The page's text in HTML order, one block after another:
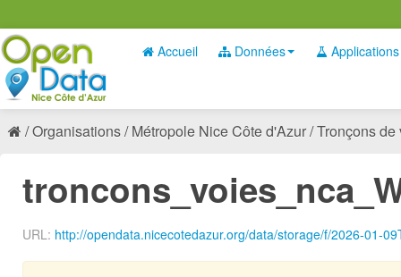
Accueil Données Applications
Organisations Métropole Nice Côte d'Azur Tronçons de
URL: http://opendata.nicecotedazur.org/data/storage/f/2026-01-